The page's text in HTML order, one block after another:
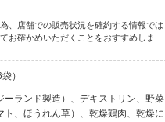
、店舗での販売状況を確約する情報では
お確かめいただくことをおすすめしま
）
ーランド製造）、デキストリン、野菜
ト、ほうれん草）、乾燥鶏肉、乾燥に